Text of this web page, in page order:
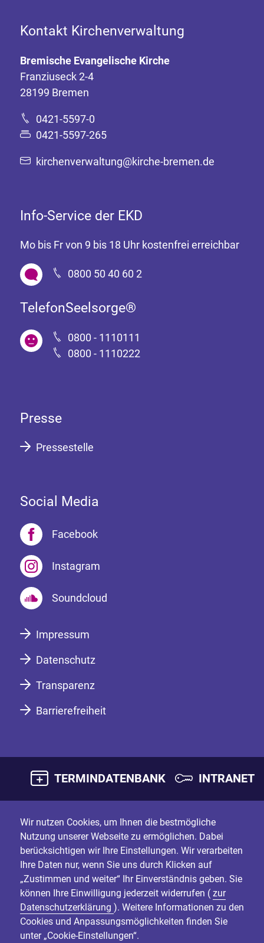
Kontakt Kirchenverwaltung
Bremische Evangelische Kirche
Franziuseck 2-4
28199 Bremen
0421-5597-0
0421-5597-265
kirchenverwaltung@kirche-bremen.de
Info-Service der EKD
Mo bis Fr von 9 bis 18 Uhr kostenfrei erreichbar
0800 50 40 60 2
TelefonSeelsorge®
0800 - 1110111
0800 - 1110222
Presse
Pressestelle
Social Media
Facebook
Instagram
Soundcloud
Impressum
Datenschutz
Transparenz
Barrierefreiheit
TERMINDATENBANK INTRANET
Wir nutzen Cookies, um Ihnen die bestmögliche
Nutzung unserer Webseite zu ermöglichen. Dabei
berücksichtigen wir Ihre Einstellungen. Wir verarbeiten
Ihre Daten nur, wenn Sie uns durch Klicken auf
„Zustimmen und weiter“ Ihr Einverständnis geben. Sie
können Ihre Einwilligung jederzeit widerrufen ( zur
Datenschutzerklärung ). Weitere Informationen zu den
Cookies und Anpassungsmöglichkeiten finden Sie
unter „Cookie-Einstellungen“.